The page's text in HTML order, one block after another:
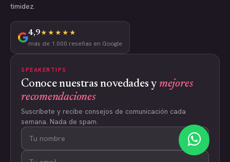
timidez.
4,9★★★★★
más de 1.000 reseñas en Google
SPEAKERTIPS
Conoce nuestras novedades y mejores
recomendaciones
Suscríbete y recibe consejos de comunicación cada
semana. Nada de spam.